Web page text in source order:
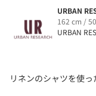
URBAN
162 cm /
URBAN
リネンのシャツを使っ